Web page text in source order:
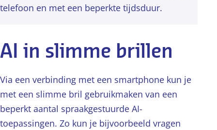
telefoon en met een beperkte tijdsduur.
AI in slimme brillen
Via een verbinding met een smartphone kun je
met een slimme bril gebruikmaken van een
beperkt aantal spraakgestuurde AI-
toepassingen. Zo kun je bijvoorbeeld vragen